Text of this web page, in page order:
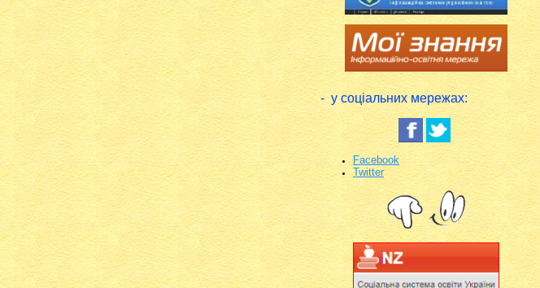
- у соціальних мережах:
Facebook
Twitter